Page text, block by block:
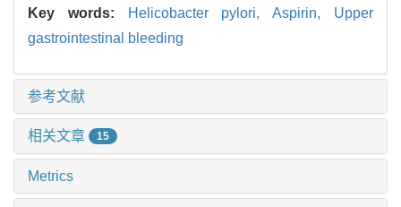
Key words: Helicobacter pylori,Aspirin, Upper
gastrointestinal bleeding
参考文献
相关文章 15
Metrics